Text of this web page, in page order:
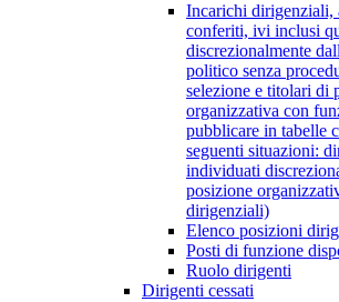
Incarichi dirigenziali,
conferiti, ivi inclusi
discrezionalmente
politico senza
selezione e titolari di
organizzativa con
pubblicare in tabelle
seguenti situazioni:
individuati
posizione
dirigenziali)
Elenco posizioni
Posti di funzione
Ruolo dirigenti
Dirigenti cessati